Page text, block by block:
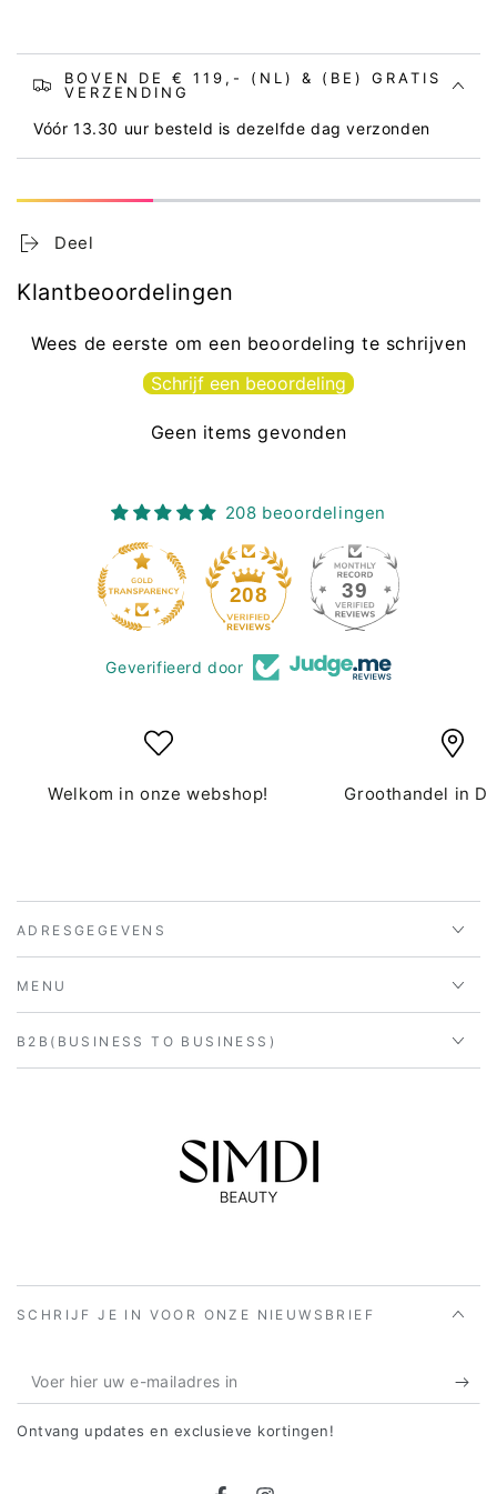
BOVEN DE € 119,- (NL) & (BE) GRATIS
VERZENDING
Vóór 13.30 uur besteld is dezelfde dag verzonden
Deel
Klantbeoordelingen
Wees de eerste om een beoordeling te schrijven
Schrijf een beoordeling
Geen items gevonden
208 beoordelingen
208 39
Geverifieerd door
Welkom in onze webshop! Groothandel in
ADRESGEGEVENS
MENU
B2B(BUSINESS TO BUSINESS)
SCHRIJF JE IN VOOR ONZE NIEUWSBRIEF
Voer
hier
Ontvang updates en exclusieve kortingen!